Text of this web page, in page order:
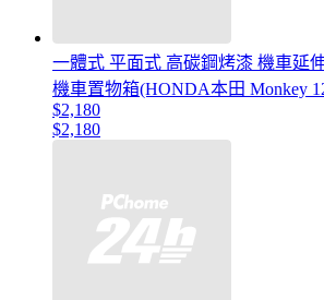
一體式 平面式 高碳鋼烤漆 機車延
機車置物箱(HONDA本田 Monkey
$2,180
$2,180